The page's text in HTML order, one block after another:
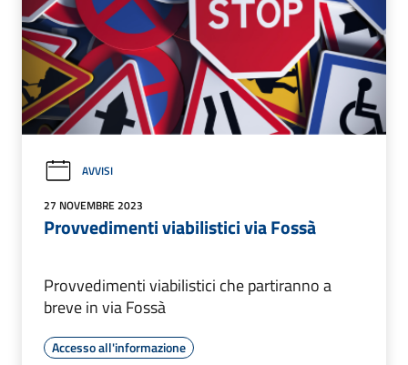
AVVISI
27 NOVEMBRE 2023
Provvedimenti viabilistici via Fossà
Provvedimenti viabilistici che partiranno a
breve in via Fossà
Accesso all'informazione